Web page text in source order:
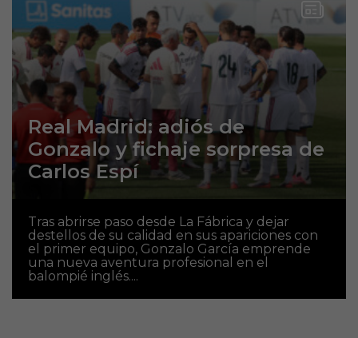
Real Madrid: adiós de
Gonzalo y fichaje sorpresa de
Carlos Espí
Tras abrirse paso desde La Fábrica y dejar
destellos de su calidad en sus apariciones con
el primer equipo, Gonzalo García emprende
una nueva aventura profesional en el
balompié inglés....